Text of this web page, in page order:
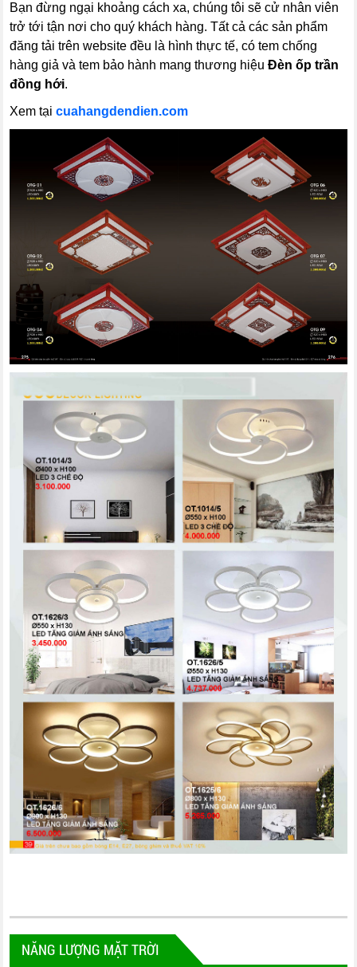
Bạn đừng ngại khoảng cách xa, chúng tôi sẽ cử nhân viên
trở tới tận nơi cho quý khách hàng. Tất cả các sản phẩm
đăng tải trên website đều là hình thực tế, có tem chống
hàng giả và tem bảo hành mang thương hiệuĐèn ốp trần
đồng hới.
Xem tạicuahangdendien.com
NĂNG LƯỢNG MẶT TRỜI